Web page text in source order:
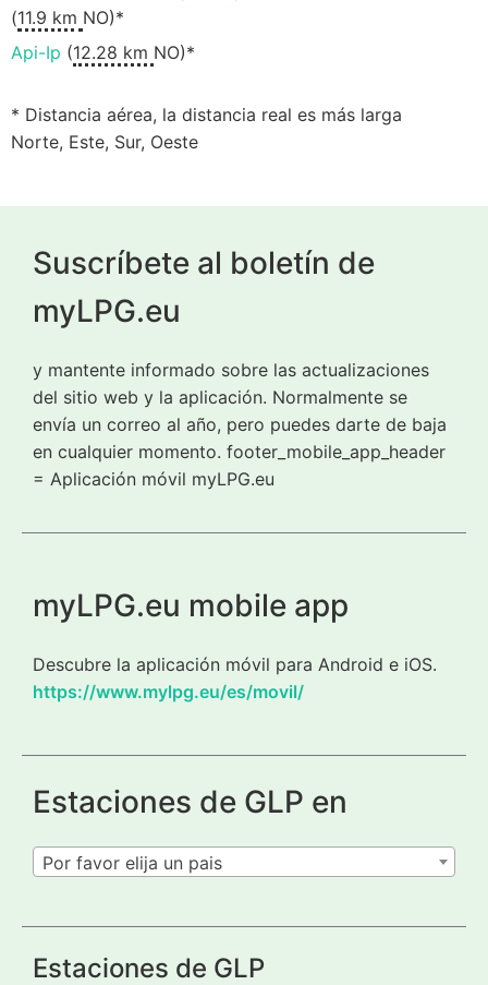
(11.9 km NO)*
Api-Ip (12.28 km NO)*
* Distancia aérea, la distancia real es más larga
Norte, Este, Sur, Oeste
Suscríbete al boletín de
myLPG.eu
y mantente informado sobre las actualizaciones
del sitio web y la aplicación. Normalmente se
envía un correo al año, pero puedes darte de baja
en cualquier momento. footer_mobile_app_header
= Aplicación móvil myLPG.eu
myLPG.eu mobile app
Descubre la aplicación móvil para Android e iOS.
https://www.mylpg.eu/es/movil/
Estaciones de GLP en
Por favor elija un pais
Estaciones de GLP